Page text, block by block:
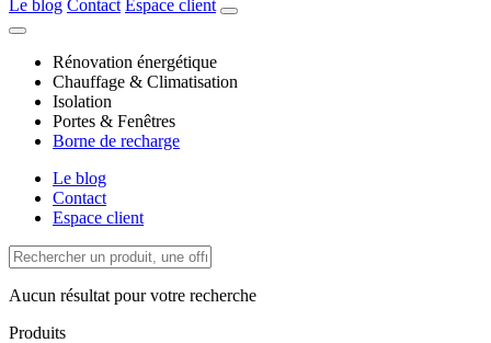
Le blog Contact Espace client
Rénovation énergétique
Chauffage & Climatisation
Isolation
Portes & Fenêtres
Borne de recharge
Le blog
Contact
Espace client
Aucun résultat pour votre recherche
Produits